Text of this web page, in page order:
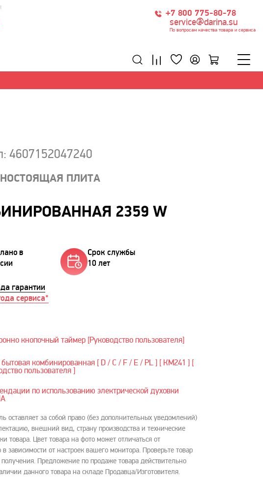
+7 800 775-80-78
service@darina.su
По вопросам качества товара и сервиса
4607152047240
ПЛИТА
2359 W
в
Срок службы
10 лет
гарантии
сервиса*
оставляет за собой право (без дополнительных уведомлений)
внешний вид, страну производства и технические
товара. Цвет товара на фото может отличаться от
в зависимости от настроек вашего монитора. Проверьте товар
Предложение по продаже товара действительно
данного товара на складе Продавца/Изготовителя.
кнопочный таймер [Руководство пользователя]
бытовая комбинированная [ D / C / F / E / PL ] [ КM241 ] [
пользователя ]
по использованию электрической духовки